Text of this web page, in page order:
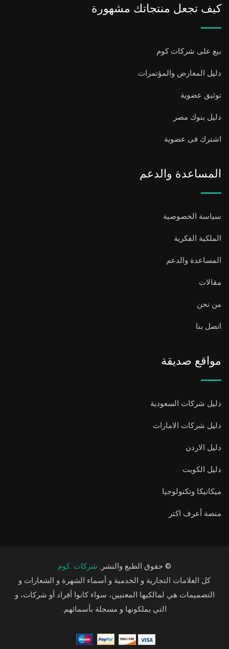
كيف تجعل منتجاتك مشهورة
بيع على شركات كوم
دليل المعارض والمؤتمرات
توثيق عضوية
دليل بنوك مصر
اشترك فى عضوية
المساعدة والدعم
سياسة الخصوصية
الملكية الفكرية
المساعدة والدعم
مقالات
من نحن
اتصل بنا
مواقع صديقة
دليل شركات السعودية
دليل شركات الامارات
دليل الاردن
دليل الكويت
ميكانيكا وتكنولوجيا
منصة أعرف اكتر
© حقوق الطبع والنشر. شركات .كوم
كل العلامات التجارية و الخدمية و أسماء الشهرة و الشعارات و
التصميمات هي لمالكيها المعنيين، سواء كانوا أفراد أو شركات، و
التي يملكونها و مسجلة بأسمائهم.